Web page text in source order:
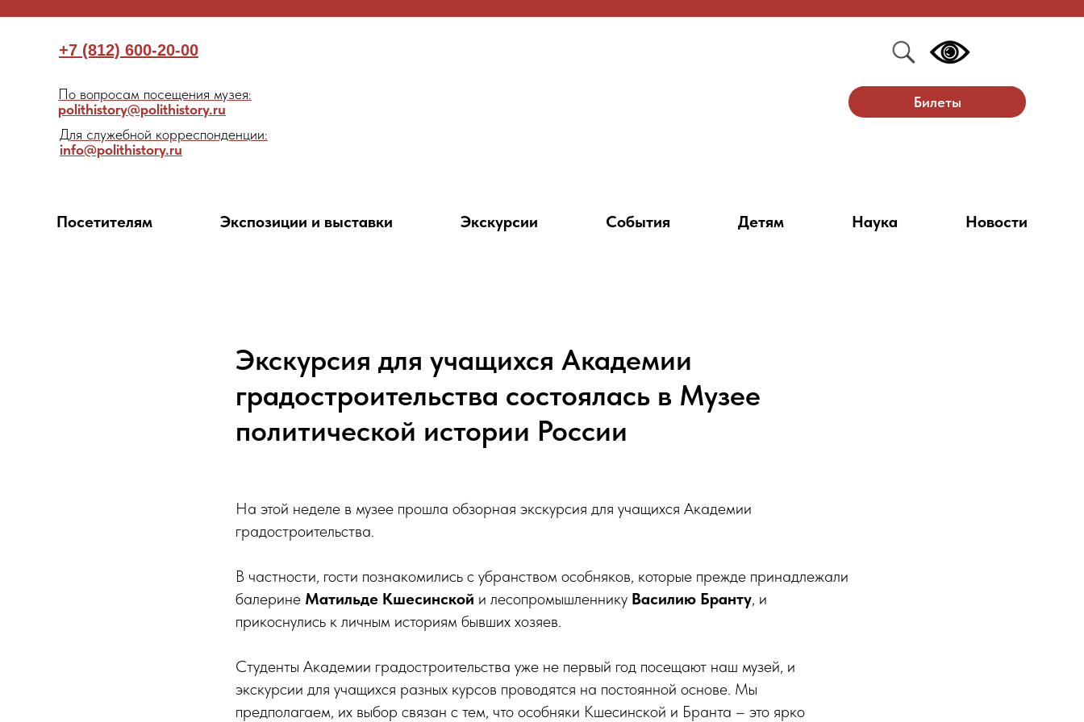
Билеты
+7 (812) 600-20-00
По вопросам посещения музея:
polithistory@polithistory.ru
Для служебной корреспонденции:
info@polithistory.ru
Посетителям Экспозиции и выставки Экскурсии События Детям Наука Новости
Экскурсия для учащихся Академии
градостроительства состоялась в Музее
политической истории России
На этой неделе в музее прошла обзорная экскурсия для учащихся Академии
градостроительства.
В частности, гости познакомились с убранством особняков, которые прежде принадлежали
балерине Матильде Кшесинской и лесопромышленнику Василию Бранту, и
прикоснулись к личным историям бывших хозяев.
Студенты Академии градостроительства уже не первый год посещают наш музей, и
экскурсии для учащихся разных курсов проводятся на постоянной основе. Мы
предполагаем, их выбор связан с тем, что особняки Кшесинской и Бранта – это ярко